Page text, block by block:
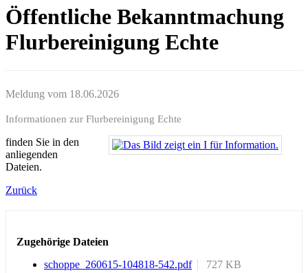
Öffentliche Bekanntmachung
Flurbereinigung Echte
Meldung vom 18.06.2026
Informationen zur Flurbereinigung Echte
finden Sie in den
anliegenden
Dateien.
Zurück
Zugehörige Dateien
schoppe_260615-104818-542.pdf
727 KB